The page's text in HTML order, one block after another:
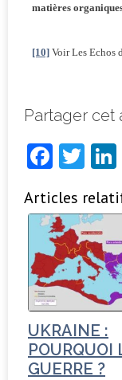
matières
[10] Voir Les Echos
Partager cet
F
c
e
b
o
o
k
T
it
t
e
r
e
Articles
UKRAINE :
POURQUOI
GUERRE ?